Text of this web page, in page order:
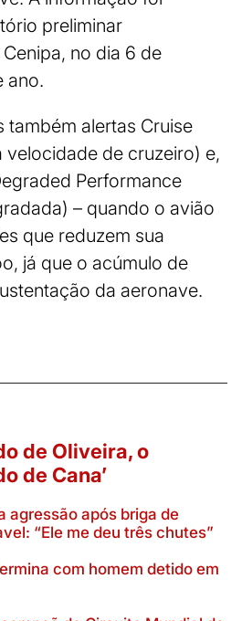
preliminar
no dia 6 de
ano.
também alertas Cruise
velocidade de cruzeiro) e,
Performance
– quando o avião
que reduzem sua
já que o acúmulo de
da aeronave.
de Oliveira, o
de Cana’
agressão após briga de
“Ele me deu três chutes”
com homem detido em